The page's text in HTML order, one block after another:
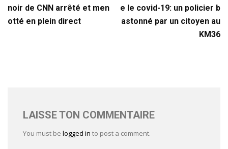
noir de CNN arrêté et men
otté en plein direct
e le covid-19: un policier b
astonné par un citoyen au
KM36
LAISSE TON COMMENTAIRE
You must be logged in to post a comment.